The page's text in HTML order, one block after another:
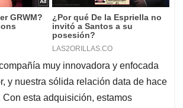
muy innovadora y enfocada
y nuestra sólida relación data de hace
Con esta adquisición, estamos